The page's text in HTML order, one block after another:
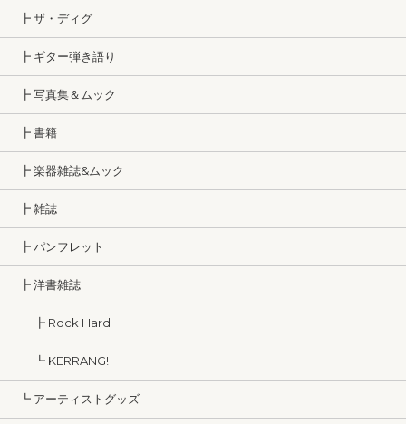
┣ ザ・ディグ
┣ ギター弾き語り
┣ 写真集＆ムック
┣ 書籍
┣ 楽器雑誌&ムック
┣ 雑誌
┣ パンフレット
┣ 洋書雑誌
┣ Rock Hard
┗ KERRANG!
┗ アーティストグッズ